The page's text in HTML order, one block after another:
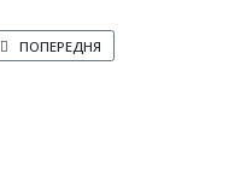
ПОПЕРЕДНЯ СТАТТЯ: ВІДХІД У
ПОПЕРЕДНЯ